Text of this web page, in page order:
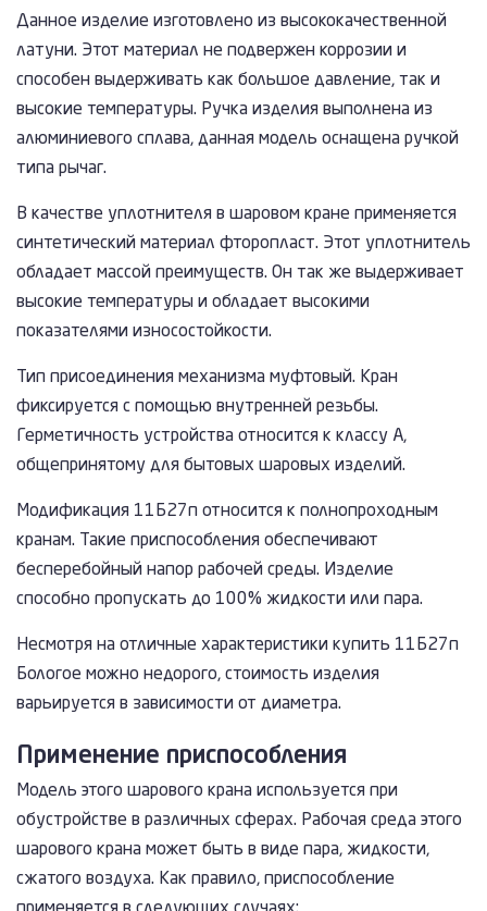
Данное изделие изготовлено из высококачественной
латуни. Этот материал не подвержен коррозии и
способен выдерживать как большое давление, так и
высокие температуры. Ручка изделия выполнена из
алюминиевого сплава, данная модель оснащена ручкой
типа рычаг.
В качестве уплотнителя в шаровом кране применяется
синтетический материал фторопласт. Этот уплотнитель
обладает массой преимуществ. Он так же выдерживает
высокие температуры и обладает высокими
показателями износостойкости.
Тип присоединения механизма муфтовый. Кран
фиксируется с помощью внутренней резьбы.
Герметичность устройства относится к классу А,
общепринятому для бытовых шаровых изделий.
Модификация 11Б27п относится к полнопроходным
кранам. Такие приспособления обеспечивают
бесперебойный напор рабочей среды. Изделие
способно пропускать до 100% жидкости или пара.
Несмотря на отличные характеристики купить 11Б27п
Бологое можно недорого, стоимость изделия
варьируется в зависимости от диаметра.
Применение приспособления
Модель этого шарового крана используется при
обустройстве в различных сферах. Рабочая среда этого
шарового крана может быть в виде пара, жидкости,
сжатого воздуха. Как правило, приспособление